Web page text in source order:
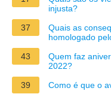
injusta?
37
Quais as
homologado
43
Quem faz
2022?
39
Como é que o